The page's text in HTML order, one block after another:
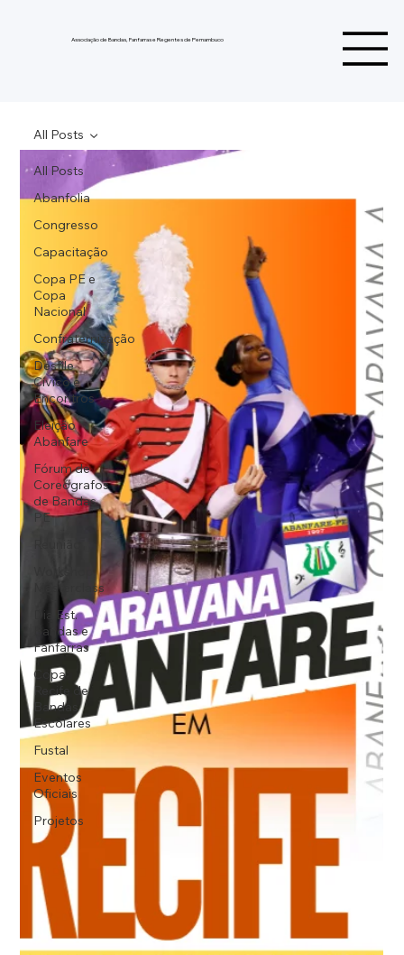
Associação de Bandas, Fanfarras e Regentes de Pernambuco
All Posts
Abanfolia
Congresso
Capacitação
Copa PE e
Copa
Nacional
Confraternização
Desfile
Cívico e
Encontros
Eleição
Abanfare
Fórum de
Coreógrafos
de Bandas
PE
Workshop,
Masterclass
Dia Est.
Bandas e
Fanfarras
Copa
Recife de
Bandas
Escolares
Fustal
Eventos
Oficiais
Projetos
All Posts